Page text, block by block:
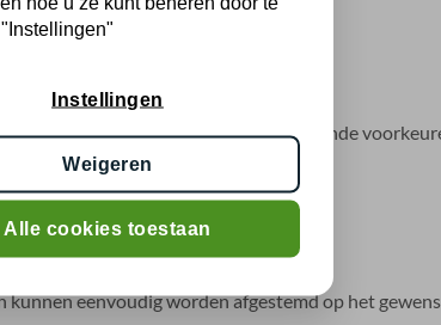
rekening houden met verschillende
kunnen eenvoudig worden afgestemd op het
Instellingen
Weigeren
Alle cookies toestaan